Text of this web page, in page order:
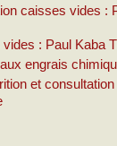
: Paul Kaba